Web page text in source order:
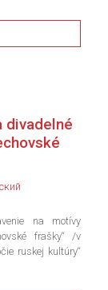
divadelné
na motívy
frašky“ /v
ruskej kultúry“